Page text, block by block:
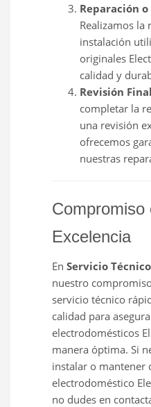
Reparación
Realizamos la
instalación
originales
calidad y
Revisión
completar la
una revisión
ofrecemos
nuestras
Compromiso
Excelencia
En Servicio
nuestro
servicio técnico
calidad para
electrodomésticos
manera óptima. Si
instalar o mantener
electrodoméstico
no dudes en